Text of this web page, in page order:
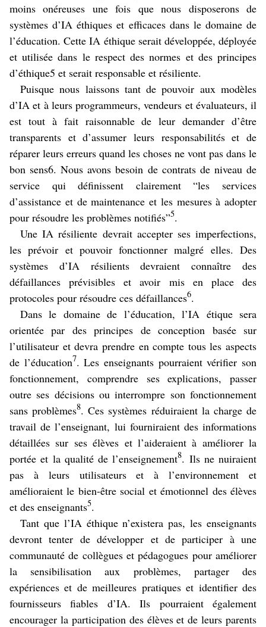
moins onéreuses une fois que nous disposerons de
systèmes d’IA éthiques et efficaces dans le domaine de
l’éducation. Cette IA éthique serait développée, déployée
et utilisée dans le respect des normes et des principes
d’éthique5 et serait responsable et résiliente.
Puisque nous laissons tant de pouvoir aux modèles
d’IA et à leurs programmeurs, vendeurs et évaluateurs, il
est tout à fait raisonnable de leur demander d’être
transparents et d’assumer leurs responsabilités et de
réparer leurs erreurs quand les choses ne vont pas dans le
bon sens6. Nous avons besoin de contrats de niveau de
service qui définissent clairement “les services
d’assistance et de maintenance et les mesures à adopter
pour résoudre les problèmes notifiés”5.
Une IA résiliente devrait accepter ses imperfections,
les prévoir et pouvoir fonctionner malgré elles. Des
systèmes d’IA résilients devraient connaître des
défaillances prévisibles et avoir mis en place des
protocoles pour résoudre ces défaillances6.
Dans le domaine de l’éducation, l’IA étique sera
orientée par des principes de conception basée sur
l’utilisateur et devra prendre en compte tous les aspects
de l’éducation7. Les enseignants pourraient vérifier son
fonctionnement, comprendre ses explications, passer
outre ses décisions ou interrompre son fonctionnement
sans problèmes8. Ces systèmes réduiraient la charge de
travail de l’enseignant, lui fourniraient des informations
détaillées sur ses élèves et l’aideraient à améliorer la
portée et la qualité de l’enseignement8. Ils ne nuiraient
pas à leurs utilisateurs et à l’environnement et
amélioraient le bien-être social et émotionnel des élèves
et des enseignants5.
Tant que l’IA éthique n’existera pas, les enseignants
devront tenter de développer et de participer à une
communauté de collègues et pédagogues pour améliorer
la sensibilisation aux problèmes, partager des
expériences et de meilleures pratiques et identifier des
fournisseurs fiables d’IA. Ils pourraient également
encourager la participation des élèves et de leurs parents